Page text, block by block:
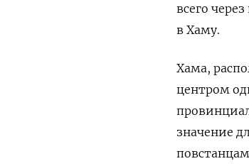
всего
в Хаму.
Хама,
центром
значение